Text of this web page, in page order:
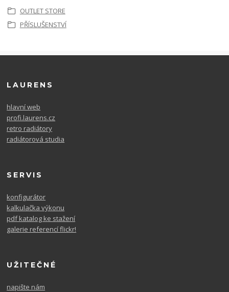
OUTLET STORE
PŘÍSLUŠENSTVÍ
LAURENS
hlavní web
profi.laurens.cz
retro radiátory
radiátorová studia
SERVIS
konfigurátor
kalkulačka výkonu
pdf katalog ke stažení
galerie referencí flickr!
UŽITEČNÉ
napište nám